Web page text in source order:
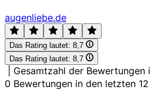
augenliebe.de
Das Rating lautet: 8,7
Das Rating lautet: 8,7
Gesamtzahl der Bewertungen
0 Bewertungen in den letzten